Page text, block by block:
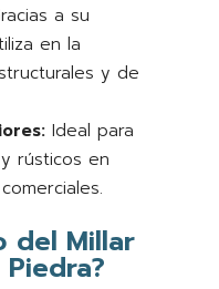
a su
en la
y de
Ideal para
rústicos en
del Millar